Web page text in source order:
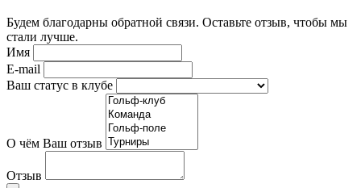
Будем благодарны обратной связи. Оставьте отзыв, чтобы мы
стали лучше.
Имя
E-mail
Ваш статус в клубе
О чём Ваш отзыв
Отзыв